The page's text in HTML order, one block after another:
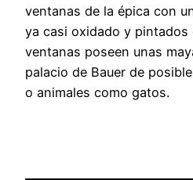
ventanas de la épica con
ya casi oxidado y pintados
ventanas poseen unas
palacio de Bauer de
o animales como gatos.